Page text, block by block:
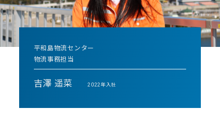
平和島物流センター
物流事務担当
吉澤 遥菜 2022年入社